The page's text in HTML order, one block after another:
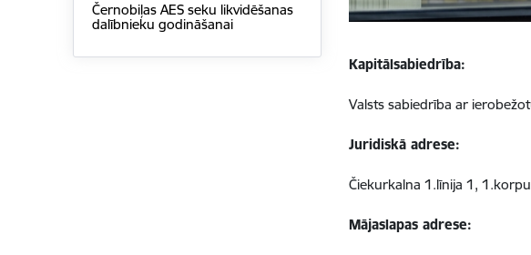
Černobiļas AES seku likvidēšanas
dalībnieku godināšanai
Kapitālsabiedrība:
Valsts sabiedrība ar
Juridiskā adrese:
Čiekurkalna 1.līnija 1,
Mājaslapas adrese: